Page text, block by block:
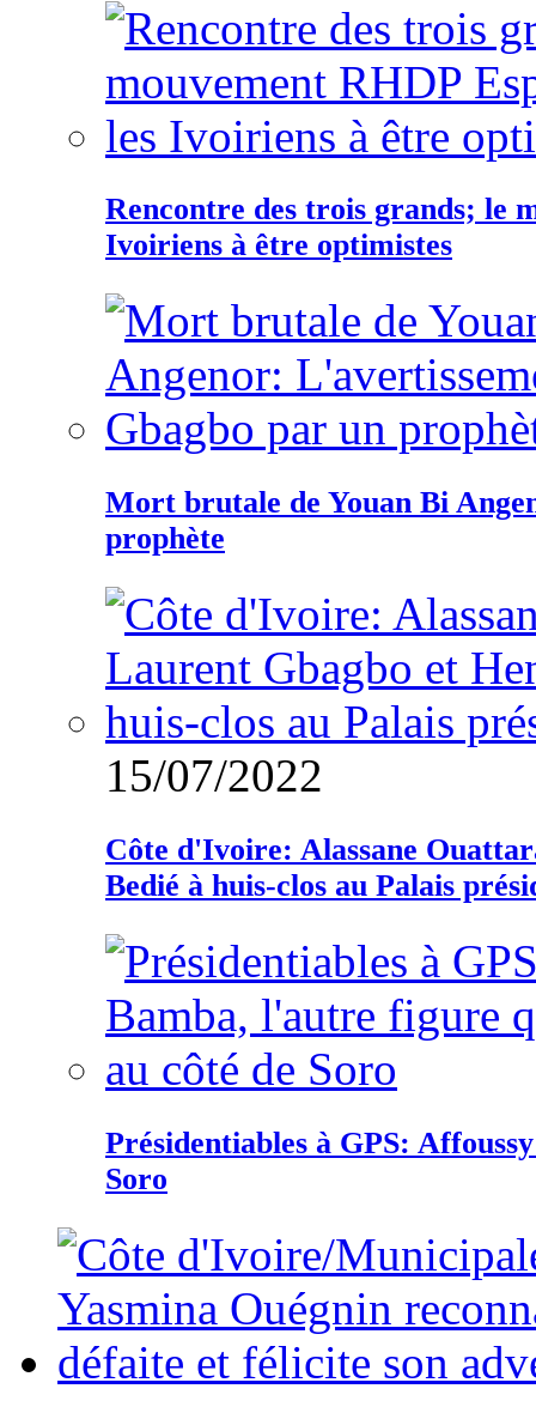
Rencontre des trois grands; le
Ivoiriens à être optimistes
Mort brutale de Youan Bi
prophète
15/07/2022
Côte d'Ivoire: Alassane
Bedié à huis-clos au Palais
Présidentiables à GPS:
Soro